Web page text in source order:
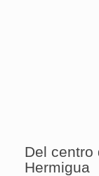
Del centro
Hermigua